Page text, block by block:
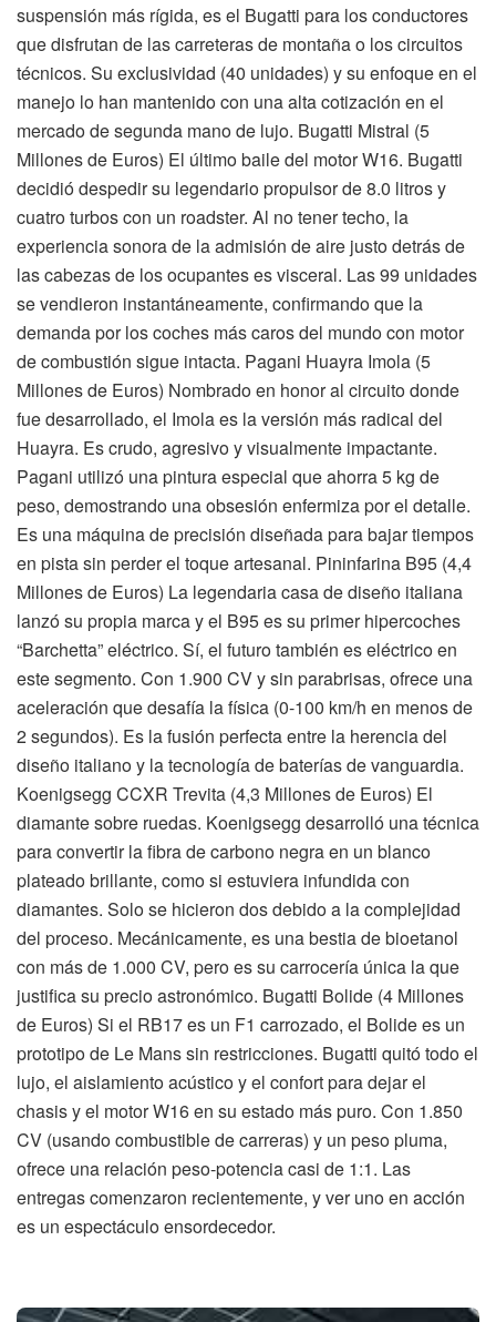
suspensión más rígida, es el Bugatti para los conductores
que disfrutan de las carreteras de montaña o los circuitos
técnicos. Su exclusividad (40 unidades) y su enfoque en el
manejo lo han mantenido con una alta cotización en el
mercado de segunda mano de lujo. Bugatti Mistral (5
Millones de Euros) El último baile del motor W16. Bugatti
decidió despedir su legendario propulsor de 8.0 litros y
cuatro turbos con un roadster. Al no tener techo, la
experiencia sonora de la admisión de aire justo detrás de
las cabezas de los ocupantes es visceral. Las 99 unidades
se vendieron instantáneamente, confirmando que la
demanda por los coches más caros del mundo con motor
de combustión sigue intacta. Pagani Huayra Imola (5
Millones de Euros) Nombrado en honor al circuito donde
fue desarrollado, el Imola es la versión más radical del
Huayra. Es crudo, agresivo y visualmente impactante.
Pagani utilizó una pintura especial que ahorra 5 kg de
peso, demostrando una obsesión enfermiza por el detalle.
Es una máquina de precisión diseñada para bajar tiempos
en pista sin perder el toque artesanal. Pininfarina B95 (4,4
Millones de Euros) La legendaria casa de diseño italiana
lanzó su propia marca y el B95 es su primer hipercoches
“Barchetta” eléctrico. Sí, el futuro también es eléctrico en
este segmento. Con 1.900 CV y sin parabrisas, ofrece una
aceleración que desafía la física (0-100 km/h en menos de
2 segundos). Es la fusión perfecta entre la herencia del
diseño italiano y la tecnología de baterías de vanguardia.
Koenigsegg CCXR Trevita (4,3 Millones de Euros) El
diamante sobre ruedas. Koenigsegg desarrolló una técnica
para convertir la fibra de carbono negra en un blanco
plateado brillante, como si estuviera infundida con
diamantes. Solo se hicieron dos debido a la complejidad
del proceso. Mecánicamente, es una bestia de bioetanol
con más de 1.000 CV, pero es su carrocería única la que
justifica su precio astronómico. Bugatti Bolide (4 Millones
de Euros) Si el RB17 es un F1 carrozado, el Bolide es un
prototipo de Le Mans sin restricciones. Bugatti quitó todo el
lujo, el aislamiento acústico y el confort para dejar el
chasis y el motor W16 en su estado más puro. Con 1.850
CV (usando combustible de carreras) y un peso pluma,
ofrece una relación peso-potencia casi de 1:1. Las
entregas comenzaron recientemente, y ver uno en acción
es un espectáculo ensordecedor.